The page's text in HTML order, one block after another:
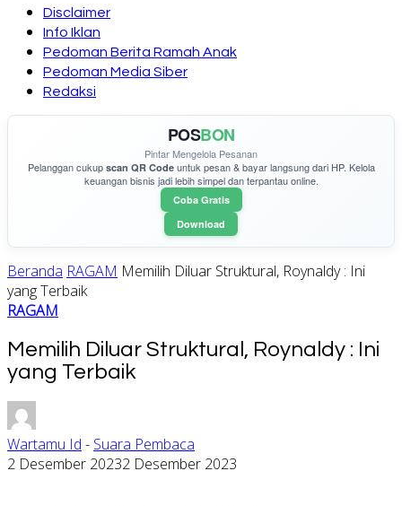
Disclaimer
Info Iklan
Pedoman Berita Ramah Anak
Pedoman Media Siber
Redaksi
POSBON
Pintar Mengelola Pesanan
Pelanggan cukup scan QR Codeuntuk pesan & bayar langsung dari HP. Kelola
keuangan bisnis jadi lebih simpel dan terpantau online.
Coba Gratis
Download
Beranda RAGAM Memilih Diluar Struktural, Roynaldy : Ini
yang Terbaik
RAGAM
Memilih Diluar Struktural, Roynaldy : Ini
yang Terbaik
Wartamu Id - Suara Pembaca
2 Desember 20232 Desember 2023